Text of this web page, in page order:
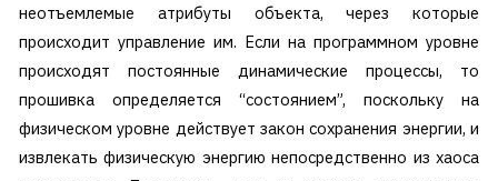
неотъемлемые атрибуты объекта, через которые
происходит управление им. Если на программном уровне
происходят постоянные динамические процессы, то
прошивка определяется “состоянием”, поскольку на
физическом уровне действует закон сохранения энергии, и
извлекать физическую энергию непосредственно из хаоса